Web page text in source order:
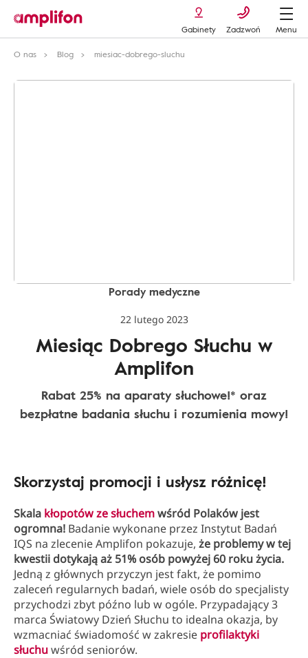
Gabinety Zadzwoń
Menu
O nas
Blog miesiac-dobrego-sluchu
Porady medyczne
22 lutego 2023
Miesiąc Dobrego Słuchu w
Amplifon
Rabat 25% na aparaty słuchowe!* oraz
bezpłatne badania słuchu i rozumienia mowy!
Skorzystaj promocji i usłysz różnicę!
Skala kłopotów ze słuchemwśród Polaków jest
ogromna! Badanie wykonane przez Instytut Badań
IQS na zlecenie Amplifon pokazuje, że problemy w tej
kwestii dotykają aż 51% osób powyżej 60 roku życia.
Jedną z głównych przyczyn jest fakt, że pomimo
zaleceń regularnych badań, wiele osób do specjalisty
przychodzi zbyt późno lub w ogóle. Przypadający 3
marca Światowy Dzień Słuchu to idealna okazja, by
wzmacniać świadomość w zakresie profilaktyki
słuchuwśród seniorów.